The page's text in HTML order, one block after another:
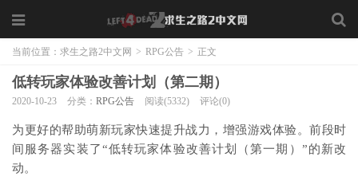
当前位置： 求生之路2中文网 > RPG公告 > 正文
低转玩家体验改善计划（第二期）
2020-10-23 分类： RPG公告 阅读(5332) 评论(0)
为更好的帮助萌新玩家快速提升战力，增强游戏体验。前段时
间服务器实装了“低转玩家体验改善计划（第一期）”的新改
动。